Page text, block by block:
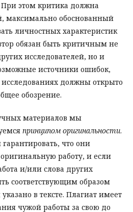
При этом критика должна
максимально обоснованный
личностных характеристик
обязан быть критичным не
исследователей, но и
источники ошибок,
должны открыто
обозрение.
материалов мы
принципом оригинальности.
что они
работу, и если
и/или слова других
соответствующим образом
в тексте. Плагиат имеет
чужой работы за свою до